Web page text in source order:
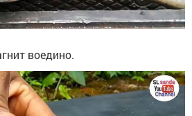
воедино.